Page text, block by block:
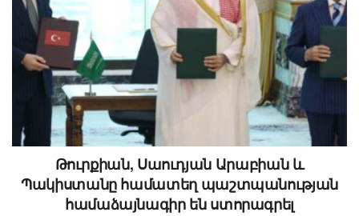
Թուրքիան, Սաուդյան Արաբիան և
Պակիստանը համատեղ պաշտպանության
համաձայնագիր են ստորագրել